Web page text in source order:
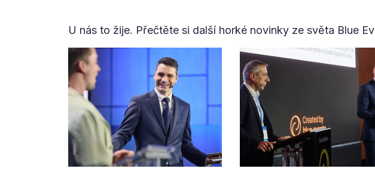
U nás to žije. Přečtěte si další horké novinky ze světa Blue